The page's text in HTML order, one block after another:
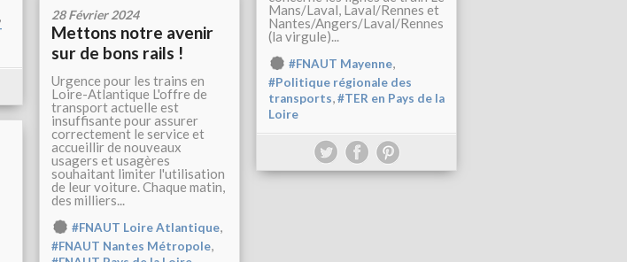
,
Mans/Laval, Laval/Rennes et
Nantes/Angers/Laval/Rennes
(la virgule)...
#FNAUT Mayenne,
#Politique régionale des
transports,#TER en Pays de la
Loire
28 Février 2024
Mettons notre avenir
sur de bons rails !
Urgence pour les trains en
Loire-Atlantique L'offre de
transport actuelle est
insuffisante pour assurer
correctement le service et
accueillir de nouveaux
usagers et usagères
souhaitant limiter l'utilisation
de leur voiture. Chaque matin,
des milliers...
#FNAUT Loire Atlantique,
#FNAUT Nantes Métropole,